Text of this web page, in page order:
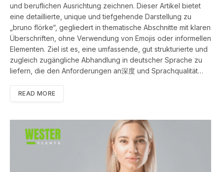
und beruflichen Ausrichtung zeichnen. Dieser Artikel bietet
eine detaillierte, unique und tiefgehende Darstellung zu
„bruno flörke“, gegliedert in thematische Abschnitte mit klaren
Überschriften, ohne Verwendung von Emojis oder informellen
Elementen. Ziel ist es, eine umfassende, gut strukturierte und
zugleich zugängliche Abhandlung in deutscher Sprache zu
liefern, die den Anforderungen an深度 und Sprachqualität…
READ MORE